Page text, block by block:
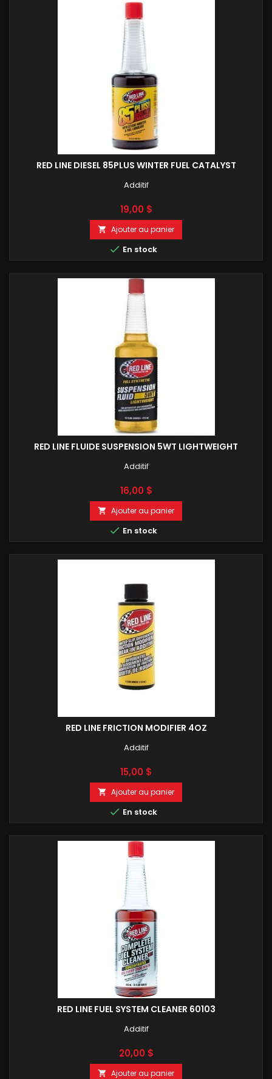
RED LINE DIESEL 85PLUS WINTER FUEL CATALYST
Additif
Prix
19,00 $
 Ajouter au panier
 En stock
RED LINE FLUIDE SUSPENSION 5WT LIGHTWEIGHT
Additif
Prix
16,00 $
 Ajouter au panier
 En stock
RED LINE FRICTION MODIFIER 4OZ
Additif
Prix
15,00 $
 Ajouter au panier
 En stock
RED LINE FUEL SYSTEM CLEANER 60103
Additif
Prix
20,00 $
 Ajouter au panier